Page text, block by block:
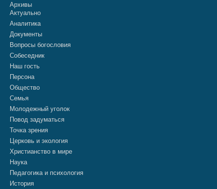
Архивы
Актуально
Аналитика
Документы
Вопросы богословия
Собеседник
Наш гость
Персона
Общество
Семья
Молодежный уголок
Повод задуматься
Точка зрения
Церковь и экология
Христианство в мире
Наука
Педагогика и психология
История